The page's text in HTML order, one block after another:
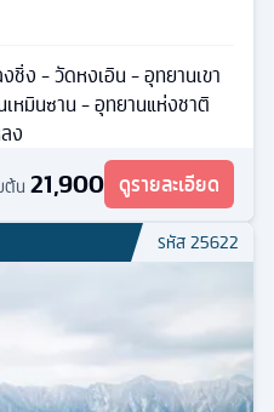
ชิ่ง - วัดหงเอิน - อุทยานเขา
หมินซาน - อุทยานแห่งชาติ
ง
ต้น 21,900 ดูรายละเอียด
รหัส25622